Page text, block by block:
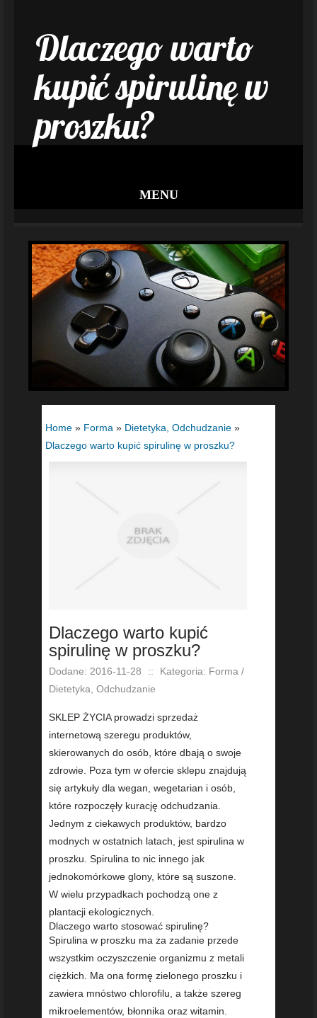
Dlaczego warto
kupić spirulinę w
proszku?
MENU
Home » Forma » Dietetyka, Odchudzanie »
Dlaczego warto kupić spirulinę w proszku?
Dlaczego warto kupić
spirulinę w proszku?
Dodane: 2016-11-28 ::
Kategoria: Forma /
Dietetyka, Odchudzanie
SKLEP ŻYCIA prowadzi sprzedaż
internetową szeregu produktów,
skierowanych do osób, które dbają o swoje
zdrowie. Poza tym w ofercie sklepu znajdują
się artykuły dla wegan, wegetarian i osób,
które rozpoczęły kurację odchudzania.
Jednym z ciekawych produktów, bardzo
modnych w ostatnich latach, jest spirulina w
proszku. Spirulina to nic innego jak
jednokomórkowe glony, które są suszone.
W wielu przypadkach pochodzą one z
plantacji ekologicznych.
Dlaczego warto stosować spirulinę?
Spirulina w proszku ma za zadanie przede
wszystkim oczyszczenie organizmu z metali
ciężkich. Ma ona formę zielonego proszku i
zawiera mnóstwo chlorofilu, a także szereg
mikroelementów, błonnika oraz witamin.